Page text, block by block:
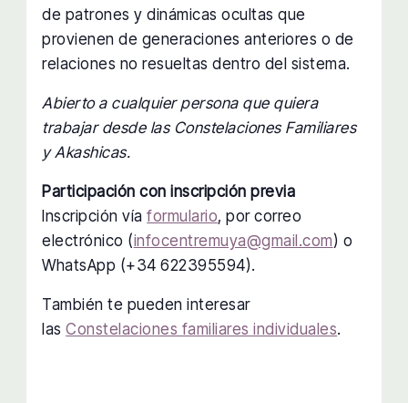
de patrones y dinámicas ocultas que
provienen de generaciones anteriores o de
relaciones no resueltas dentro del sistema.
Abierto a cualquier persona que quiera
trabajar desde las Constelaciones Familiares
y Akashicas.
Participación con inscripción previa
Inscripción víaformulario, por correo
electrónico (infocentremuya@gmail.com) o
WhatsApp (+34 622395594).
También te pueden interesar
lasConstelaciones familiares individuales.